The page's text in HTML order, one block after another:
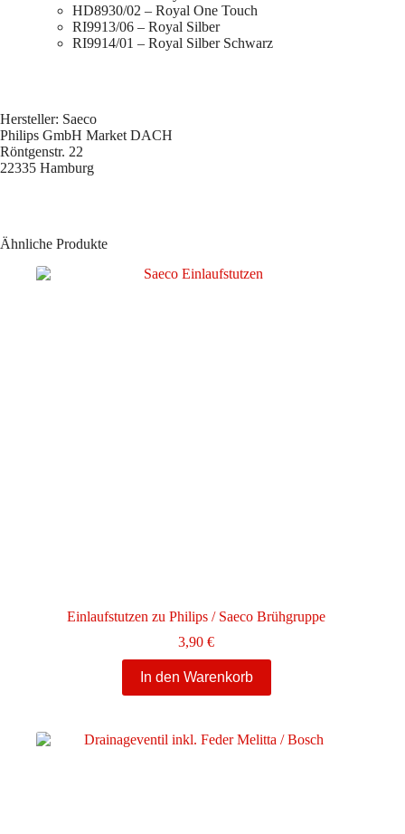
HD8930/02 – Royal One Touch
RI9913/06 – Royal Silber
RI9914/01 – Royal Silber Schwarz
Hersteller: Saeco
Philips GmbH Market DACH
Röntgenstr. 22
22335 Hamburg
Ähnliche Produkte
Einlaufstutzen zu Philips / Saeco Brühgruppe
3,90€
In den Warenkorb